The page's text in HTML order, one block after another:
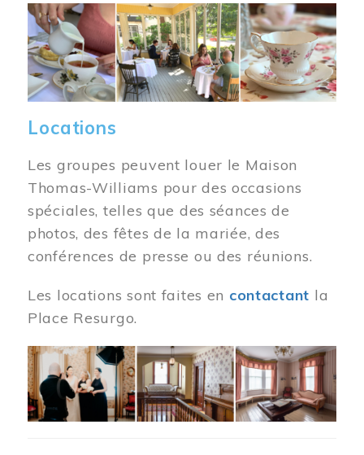
Image
Locations
Les groupes peuvent louer le Maison
Thomas-Williams pour des occasions
spéciales, telles que des séances de
photos, des fêtes de la mariée, des
conférences de presse ou des réunions.
Les locations sont faites en contactant la
Place Resurgo.
Image